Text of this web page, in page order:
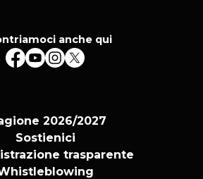
anche qui
2026/2027
Sostienici
trasparente